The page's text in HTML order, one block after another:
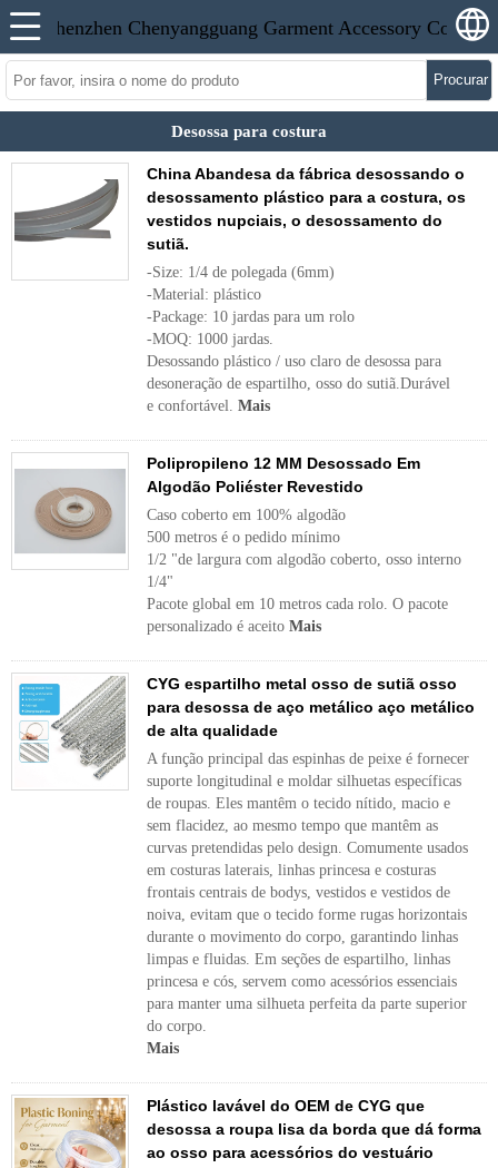
Procurar
Desossa para costura
China Abandesa da fábrica desossando o
desossamento plástico para a costura, os
vestidos nupciais, o desossamento do
sutiã.
-Size: 1/4 de polegada (6mm)
-Material: plástico
-Package: 10 jardas para um rolo
-MOQ: 1000 jardas.
Desossando plástico / uso claro de desossa para
desoneração de espartilho, osso do sutiã.Durável
e confortável. Mais
Polipropileno 12 MM Desossado Em
Algodão Poliéster Revestido
Caso coberto em 100% algodão
500 metros é o pedido mínimo
1/2 "de largura com algodão coberto, osso interno
1/4"
Pacote global em 10 metros cada rolo. O pacote
personalizado é aceito Mais
CYG espartilho metal osso de sutiã osso
para desossa de aço metálico aço metálico
de alta qualidade
A função principal das espinhas de peixe é fornecer
suporte longitudinal e moldar silhuetas específicas
de roupas. Eles mantêm o tecido nítido, macio e
sem flacidez, ao mesmo tempo que mantêm as
curvas pretendidas pelo design. Comumente usados ​​
em costuras laterais, linhas princesa e costuras
frontais centrais de bodys, vestidos e vestidos de
noiva, evitam que o tecido forme rugas horizontais
durante o movimento do corpo, garantindo linhas
limpas e fluidas. Em seções de espartilho, linhas
princesa e cós, servem como acessórios essenciais
para manter uma silhueta perfeita da parte superior
do corpo.
Mais
Plástico lavável do OEM de CYG que
desossa a roupa lisa da borda que dá forma
ao osso para acessórios do vestuário